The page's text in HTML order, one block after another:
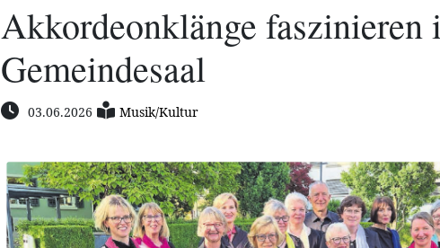
Akkordeonklänge faszinieren
Gemeindesaal
03.06.2026 Musik/Kultur